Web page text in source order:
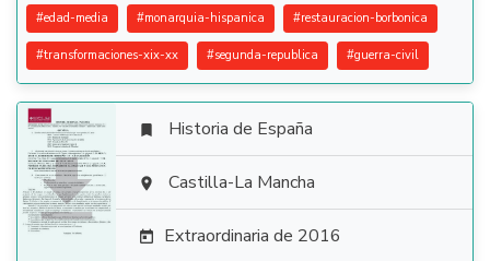
#edad-media #monarquia-hispanica #restauracion-borbonica
#transformaciones-xix-xx #segunda-republica #guerra-civil

 Historia de España
 Castilla-La Mancha
 Extraordinaria de 2016